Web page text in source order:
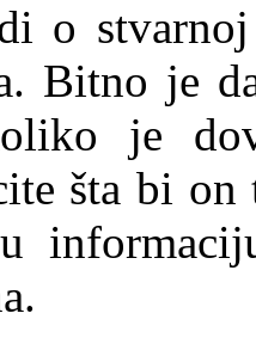
o
Bitno je
je
šta bi